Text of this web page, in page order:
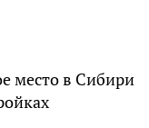
место в Сибири